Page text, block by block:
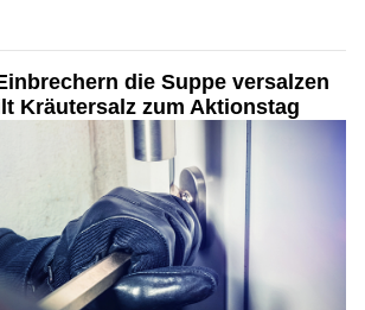
die Suppe versalzen
Kräutersalz zum Aktionstag